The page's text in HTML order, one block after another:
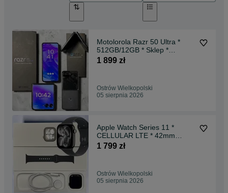
Motolorola Razr 50 Ultra *
512GB/12GB * Sklep *
Gwarancja * Wysyłka *
1 899 zł
Ostrów Wielkopolski
05 sierpnia 2026
Apple Watch Series 11 *
CELLULAR LTE * 42mm
46mm * Sklep * Gwarancja *
1 799 zł
Ostrów Wielkopolski
05 sierpnia 2026